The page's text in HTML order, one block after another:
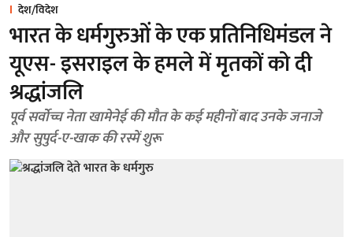
देश/विदेश
भारत के धर्मगुरुओं के एक प्रतिनिधिमंडल ने
यूएस- इसराइल के हमले में मृतकों को दी
श्रद्धांजलि
पूर्व सर्वोच्च नेता खामेनेई की मौत के कई महीनों बाद उनके जनाजे
और सुपुर्द-ए-खाक की रस्में शुरू